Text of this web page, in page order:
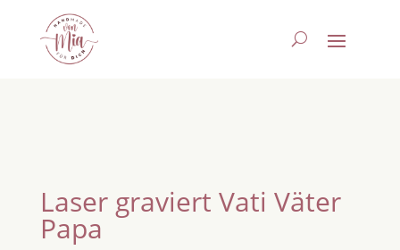
Laser graviert Vati Väter
Papa